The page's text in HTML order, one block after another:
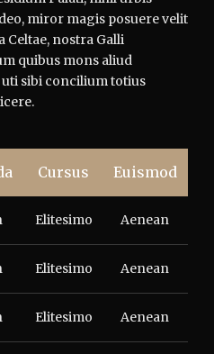
miror magis posuere velit
Celtae, nostra Galli
quibus mons aliud
sibi concilium totius
Cursus Euismod
Elitesimo Aenean
Elitesimo Aenean
Elitesimo Aenean